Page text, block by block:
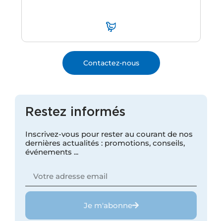
Contactez-nous
Restez informés
Inscrivez-vous pour rester au courant de nos
dernières actualités : promotions, conseils,
événements ...
Je m'abonne